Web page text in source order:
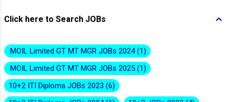
Click here to Search JOBs
.MOIL Limited GT MT MGR JOBs 2024 1
.MOIL Limited GT MT MGR JOBs 2025 1
10+2 ITI Diploma JOBs 2023 6